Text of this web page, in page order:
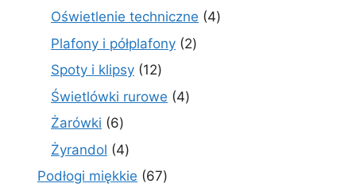
produkt
Oświetlenie techniczne 44
Plafony i półplafony 22
Spoty i klipsy 1212
produktów
Świetlówki rurowe 44
Żarówki 66
produktów
Żyrandol 44
produkty
Podłogi miękkie 6767